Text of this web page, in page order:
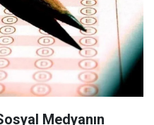
Medyanın